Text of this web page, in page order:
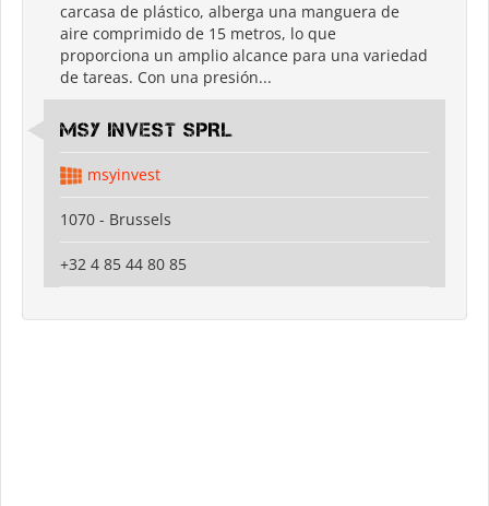
carcasa de plástico, alberga una manguera de
aire comprimido de 15 metros, lo que
proporciona un amplio alcance para una variedad
de tareas. Con una presión...
MSY INVEST SPRL
msyinvest
1070 - Brussels
+32 4 85 44 80 85